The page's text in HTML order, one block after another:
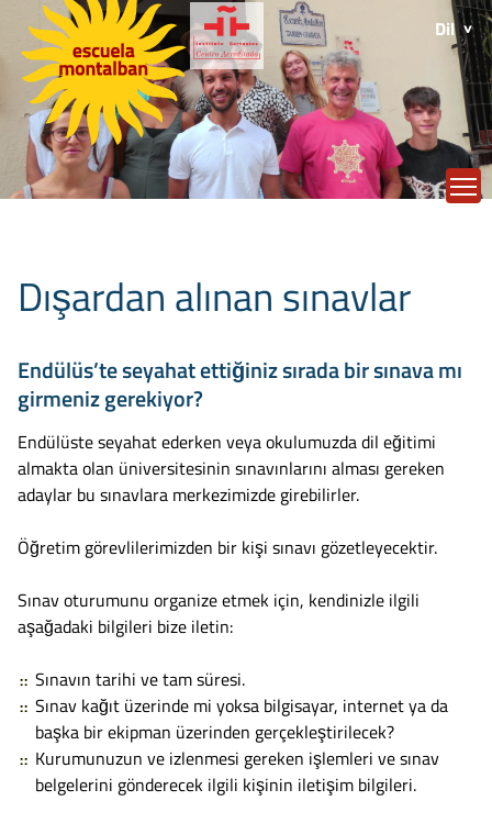
Dil
Dışardan alınan sınavlar
Endülüs’te seyahat ettiğiniz sırada bir sınava mı
girmeniz gerekiyor?
Endülüste seyahat ederken veya okulumuzda dil eğitimi
almakta olan üniversitesinin sınavınlarını alması gereken
adaylar bu sınavlara merkezimizde girebilirler.
Öğretim görevlilerimizden bir kişi sınavı gözetleyecektir.
Sınav oturumunu organize etmek için, kendinizle ilgili
aşağadaki bilgileri bize iletin:
Sınavın tarihi ve tam süresi.
Sınav kağıt üzerinde mi yoksa bilgisayar, internet ya da
başka bir ekipman üzerinden gerçekleştirilecek?
Kurumunuzun ve izlenmesi gereken işlemleri ve sınav
belgelerini gönderecek ilgili kişinin iletişim bilgileri.